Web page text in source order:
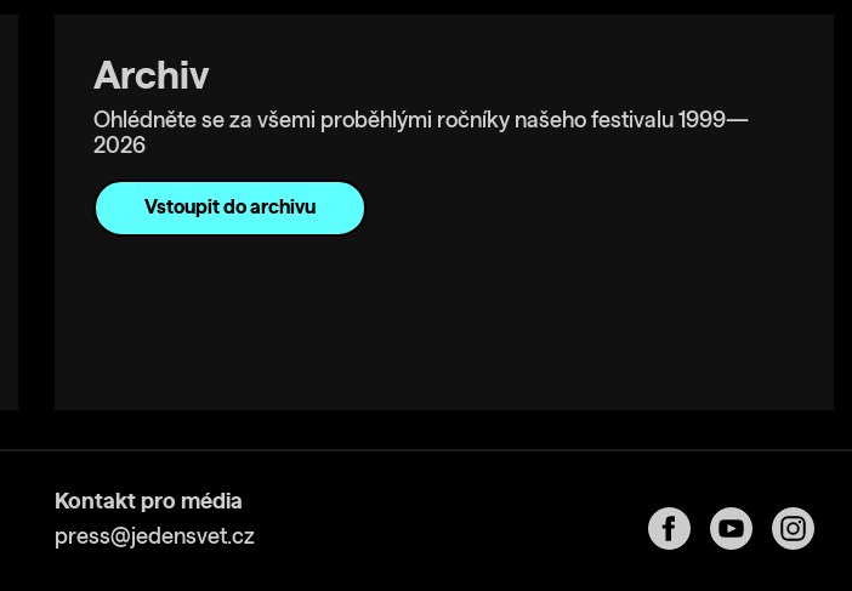
Archiv
Ohlédněte se za všemi proběhlými ročníky našeho festivalu 1999—
2026
Vstoupit do archivu
Kontakt pro média
press@jedensvet.cz